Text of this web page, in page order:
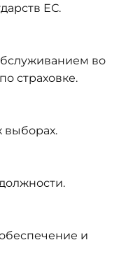
ЕС.
во
страховке.
выборах.
и